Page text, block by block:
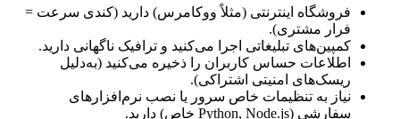
فروشگاه اینترنتی (مثلاً ووکامرس) دارید (کندی سرعت =
فرار مشتری).
کمپین‌های تبلیغاتی اجرا می‌کنید و ترافیک ناگهانی دارید.
اطلاعات حساس کاربران را ذخیره می‌کنید (به‌دلیل
ریسک‌های امنیتی اشتراکی).
نیاز به تنظیمات خاص سرور یا نصب نرم‌افزارهای
سفارشی (Python, Node.js خاص) دارید.